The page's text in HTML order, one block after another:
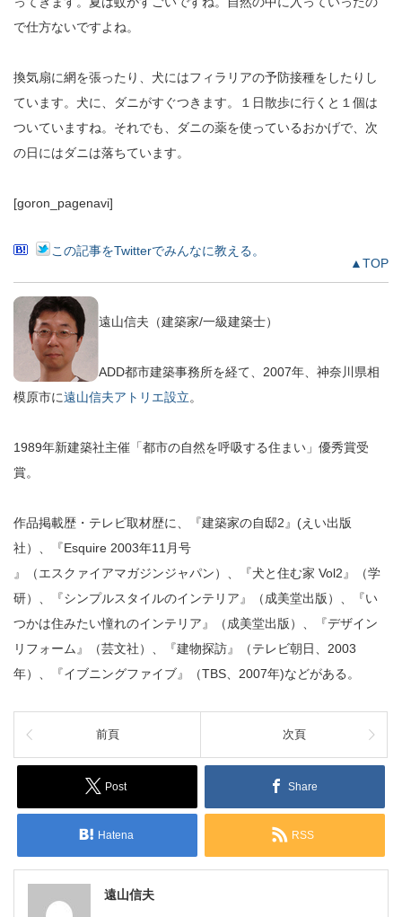
で仕方ないですよね。
換気扇に網を張ったり、犬にはフィラリアの予防接種をしたりし
ています。犬に、ダニがすぐつきます。１日散歩に行くと１個は
ついていますね。それでも、ダニの薬を使っているおかげで、次
の日にはダニは落ちています。
[goron_pagenavi]
この記事をTwitterでみんなに教える。
▲TOP
遠山信夫（建築家/一級建築士）
ADD都市建築事務所を経て、2007年、神奈川県相
模原市に遠山信夫アトリエ設立。
1989年新建築社主催「都市の自然を呼吸する住まい」優秀賞受
賞。
作品掲載歴・テレビ取材歴に、『建築家の自邸2』(えい出版
社）、『Esquire 2003年11月号
』（エスクァイアマガジンジャパン）、『犬と住む家 Vol2』（学
研）、『シンプルスタイルのインテリア』（成美堂出版）、『い
つかは住みたい憧れのインテリア』（成美堂出版）、『デザイン
リフォーム』（芸文社）、『建物探訪』（テレビ朝日、2003
年）、『イブニングファイブ』（TBS、2007年)などがある。
前頁 次頁
Post Share
Hatena RSS
遠山信夫